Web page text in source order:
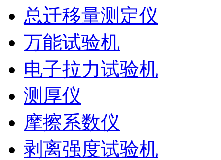
总迁移量测定仪
万能试验机
电子拉力试验机
测厚仪
摩擦系数仪
剥离强度试验机